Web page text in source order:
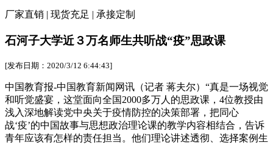
厂家直销 | 现货充足 | 承接定制
石河子大学近３万名师生共听战“疫”思政课
[发布日期：2020/3/12 6:44:43]
中国教育报-中国教育新闻网讯（记者 蒋夫尔）“真是一场视觉
和听觉盛宴，这堂面向全国2000多万人的思政课，4位教授由
浅入深地解读党中央关于疫情防控的决策部署，把同心
战‘疫’的中国故事与思想政治理论课的教学内容相结合，告诉
青年应该有怎样的责任担当。他们理论讲述透彻、选择案例生